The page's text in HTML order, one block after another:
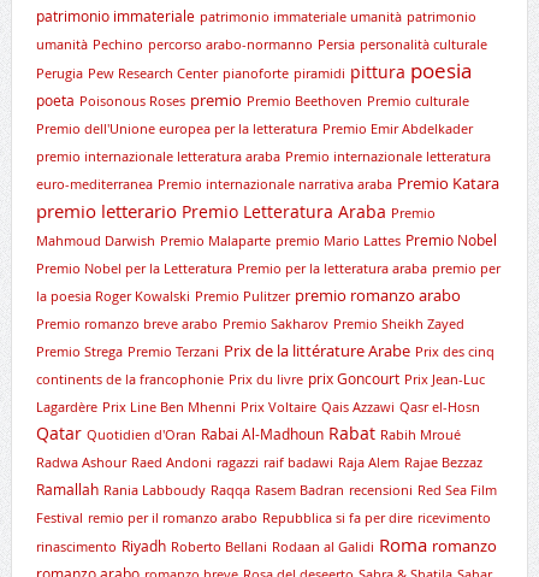
patrimonio immateriale patrimonio immateriale umanità patrimonio
umanità Pechino percorso arabo-normanno Persia personalità culturale
Perugia Pew Research Center pianoforte piramidi pittura poesia
poeta Poisonous Roses premio Premio Beethoven Premio culturale
Premio dell'Unione europea per la letteratura Premio Emir Abdelkader
premio internazionale letteratura araba Premio internazionale letteratura
euro-mediterranea Premio internazionale narrativa araba Premio Katara
premio letterario Premio Letteratura Araba Premio
Mahmoud Darwish Premio Malaparte premio Mario Lattes Premio Nobel
Premio Nobel per la Letteratura Premio per la letteratura araba premio per
la poesia Roger Kowalski Premio Pulitzer premio romanzo arabo
Premio romanzo breve arabo Premio Sakharov Premio Sheikh Zayed
Premio Strega Premio Terzani Prix de la littérature Arabe Prix des cinq
continents de la francophonie Prix du livre prix Goncourt Prix Jean-Luc
Lagardère Prix Line Ben Mhenni Prix Voltaire Qais Azzawi Qasr el-Hosn
Qatar Quotidien d'Oran Rabai Al-Madhoun Rabat Rabih Mroué
Radwa Ashour Raed Andoni ragazzi raif badawi Raja Alem Rajae Bezzaz
Ramallah Rania Labboudy Raqqa Rasem Badran recensioni Red Sea Film
Festival remio per il romanzo arabo Repubblica si fa per dire ricevimento
rinascimento Riyadh Roberto Bellani Rodaan al Galidi Roma romanzo
romanzo arabo